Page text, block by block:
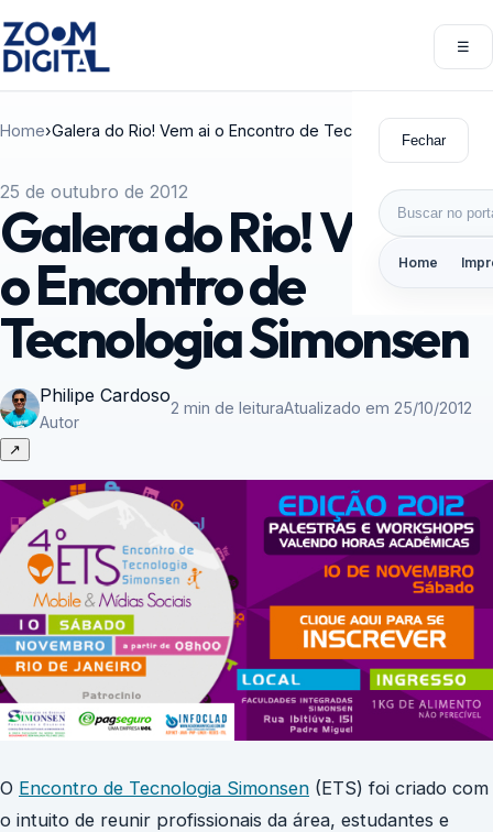
☰
Fechar
Buscar por:
Home
Home›Galera do Rio! Vem ai o Encontro de Tecnologia Simonsen
25 de outubro de 2012
Galera do Rio! Vem ai
o Encontro de
Tecnologia Simonsen
Philipe Cardoso
Autor
2 min de leituraAtualizado em 25/10/2012
↗
O Encontro de Tecnologia Simonsen (ETS) foi criado com
o intuito de reunir profissionais da área, estudantes e